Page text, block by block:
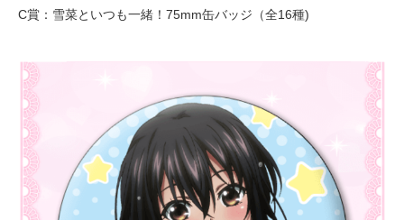
C賞：雪菜といつも一緒！75mm缶バッジ（全16種)